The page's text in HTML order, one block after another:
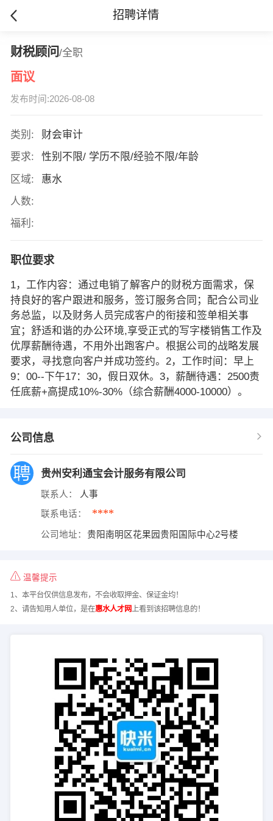
招聘详情
财税顾问/全职
面议
发布时间:2026-08-08
类别:
财会审计
要求:
性别不限/ 学历不限/经验不限/年龄
区域:
惠水
人数:
福利:
职位要求
1，工作内容：通过电销了解客户的财税方面需求，保
持良好的客户跟进和服务，签订服务合同；配合公司业
务总监，以及财务人员完成客户的衔接和签单相关事
宜；舒适和谐的办公环境,享受正式的写字楼销售工作及
优厚薪酬待遇，不用外出跑客户。根据公司的战略发展
要求，寻找意向客户并成功签约。2，工作时间：早上
9：00--下午17：30，假日双休。3，薪酬待遇：2500责
任底薪+高提成10%-30%（综合薪酬4000-10000）。
公司信息
贵州安利通宝会计服务有限公司
联系人： 人事
联系电话： ****
公司地址： 贵阳南明区花果园贵阳国际中心2号楼
温馨提示
1、本平台仅供信息发布，不会收取押金、保证金均！
2、请告知用人单位，是在惠水人才网上看到该招聘信息的！